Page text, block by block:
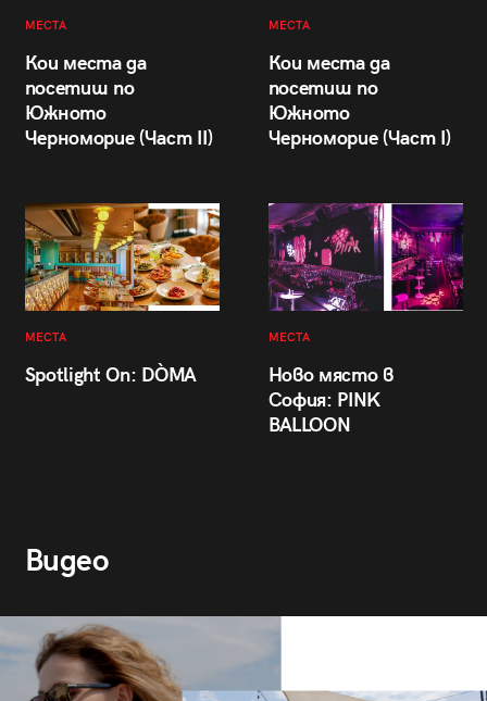
МЕСТА
Кои места да
посетиш по
Южното
Черноморие (Част II)
МЕСТА
Кои места да
посетиш по
Южното
Черноморие (Част I)
МЕСТА
Spotlight On: DÒMA
МЕСТА
Ново място в
София: PINK
BALLOON
Видео